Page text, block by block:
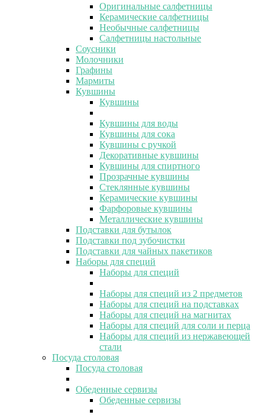
Оригинальные салфетницы
Керамические салфетницы
Необычные салфетницы
Салфетницы настольные
Соусники
Молочники
Графины
Мармиты
Кувшины
Кувшины
Кувшины для воды
Кувшины для сока
Кувшины с ручкой
Декоративные кувшины
Кувшины для спиртного
Прозрачные кувшины
Стеклянные кувшины
Керамические кувшины
Фарфоровые кувшины
Металлические кувшины
Подставки для бутылок
Подставки под зубочистки
Подставки для чайных пакетиков
Наборы для специй
Наборы для специй
Наборы для специй из 2 предметов
Наборы для специй на подставках
Наборы для специй на магнитах
Наборы для специй для соли и перца
Наборы для специй из нержавеющей
стали
Посуда столовая
Посуда столовая
Обеденные сервизы
Обеденные сервизы